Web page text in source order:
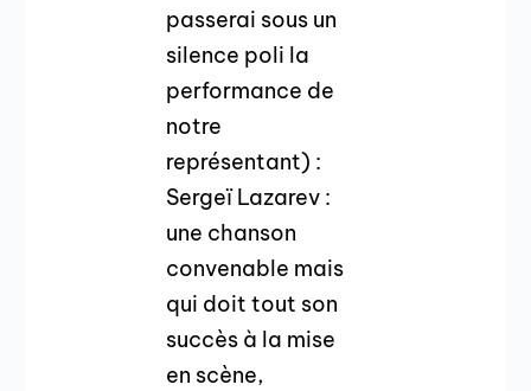
passerai sous un
silence poli la
performance de
notre
représentant) :
Sergeï Lazarev :
une chanson
convenable mais
qui doit tout son
succès à la mise
en scène,